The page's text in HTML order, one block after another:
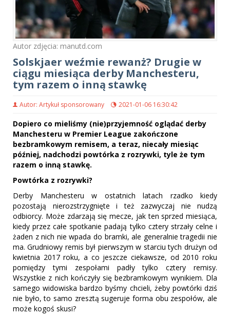
Autor zdjęcia: manutd.com
Solskjaer weźmie rewanż? Drugie w
ciągu miesiąca derby Manchesteru,
tym razem o inną stawkę
Autor: Artykuł sponsorowany 2021-01-06 16:30:42
Dopiero co mieliśmy (nie)przyjemność oglądać derby
Manchesteru w Premier League zakończone
bezbramkowym remisem, a teraz, niecały miesiąc
później, nadchodzi powtórka z rozrywki, tyle że tym
razem o inną stawkę.
Powtórka z rozrywki?
Derby Manchesteru w ostatnich latach rzadko kiedy
pozostają nierozstrzygnięte i też zazwyczaj nie nudzą
odbiorcy. Może zdarzają się mecze, jak ten sprzed miesiąca,
kiedy przez całe spotkanie padają tylko cztery strzały celne i
żaden z nich nie wpada do bramki, ale generalnie tragedii nie
ma. Grudniowy remis był pierwszym w starciu tych drużyn od
kwietnia 2017 roku, a co jeszcze ciekawsze, od 2010 roku
pomiędzy tymi zespołami padły tylko cztery remisy.
Wszystkie z nich kończyły się bezbramkowym wynikiem. Dla
samego widowiska bardzo byśmy chcieli, żeby powtórki dziś
nie było, to samo zresztą sugeruje forma obu zespołów, ale
może kogoś skusi?